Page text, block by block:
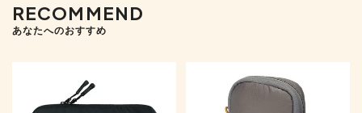
RECOMMEND
あなたへのおすすめ